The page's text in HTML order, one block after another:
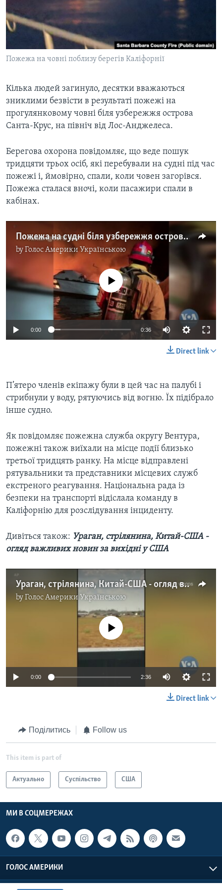
СУСПІЛЬСТВО
ЕКОНОМІКА
ІСТОРІЇ УСПІХУ УКРАЇНЦІВ
ТЕЛЕПРОГРАМИ
ЧАС-TIME
БРИФІНГ ГОЛОСУ АМЕРИКИ
ВІКНО В АМЕРИКУ
ПОГЛЯД З ВАШИНГТОНА
Learning English
МИ В СОЦМЕРЕЖАХ
Пожежа на човні поблизу берегів Каліфорнії
Кілька людей загинуло, десятки вважаються
зниклими безвісти в результаті пожежі на
прогулянковому човні біля узбережжя острова
Санта-Крус, на північ від Лос-Анджелеса.
Берегова охорона повідомляє, що веде пошук
тридцяти трьох осіб, які перебували на судні під час
пожежі і, ймовірно, спали, коли човен загорівся.
Пожежа сталася вночі, коли пасажири спали в
кабінах.
Пожежа на судні біля узбережжя острова Санта-Крус: кілька людей загинули. Відео
byГолос Америки Українською
No media source currently available
0:00 0:36
Direct link
П’ятеро членів екіпажу були в цей час на палубі і
стрибнули у воду, рятуючись від вогню. Їх підібрало
інше судно.
Як повідомляє пожежна служба округу Вентура,
пожежні також виїхали на місце події близько
третьої тридцять ранку. На місце відправлені
рятувальники та представники місцевих служб
екстреного реагування. Національна рада із
безпеки на транспорті відіслала команду в
Каліфорнію для розслідування інциденту.
Дивіться також: ​ Ураган, стрілянина, Китай-США -
огляд важливих новин за вихідні у США
Ураган, стрілянина, Китай-США - огляд важливих новин за вихідні у США. Відео
byГолос Америки Українською
No media source currently available
0:00 2:36
Direct link
Поділитись Follow us
This item is part of
Актуально Суспільство США
МИ В СОЦМЕРЕЖАХ
ГОЛОС АМЕРИКИ